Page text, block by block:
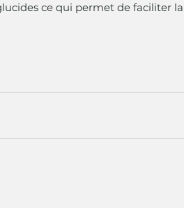
ce qui permet de faciliter